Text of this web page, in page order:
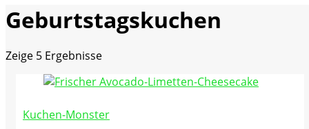
Toastenstein.com
Geburtstagskuchen
Zeige 5 Ergebnisse
Kuchen-Monster